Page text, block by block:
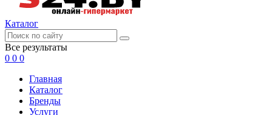
Каталог
Все результаты
0 0 0
Главная
Каталог
Бренды
Услуги